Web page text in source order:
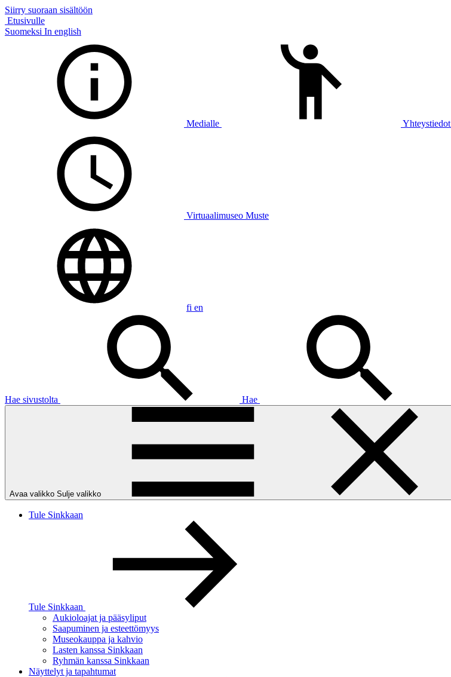
Siirry suoraan sisältöön
Etusivulle
Suomeksi In english
Medialle Yhteystiedot
Virtuaalimuseo Muste
fi en
Hae sivustolta Hae
Avaa valikko Sulje valikko
Tule Sinkkaan
Tule Sinkkaan
Aukioloajat ja pääsyliput
Saapuminen ja esteettömyys
Museokauppa ja kahvio
Lasten kanssa Sinkkaan
Ryhmän kanssa Sinkkaan
Näyttelyt ja tapahtumat